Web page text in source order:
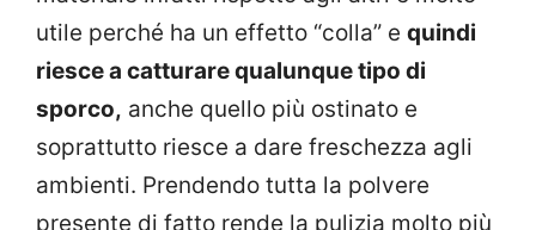
utile perché ha un effetto “colla” e quindi
riesce a catturare qualunque tipo di
sporco, anche quello più ostinato e
soprattutto riesce a dare freschezza agli
ambienti. Prendendo tutta la polvere
presente di fatto rende la pulizia molto più